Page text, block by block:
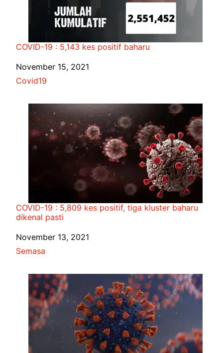
COVID-19 : 5,143 kes positif baharu
Date
November 15, 2021
In relation to
Covid19
COVID-19 : 5,809 kes positif, tiga kluster baharu
dikenal pasti
Date
November 13, 2021
In relation to
Semasa